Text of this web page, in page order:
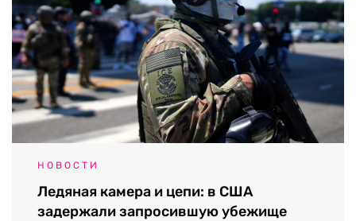
НОВОСТИ
Ледяная камера и цепи: в США
задержали запросившую убежище